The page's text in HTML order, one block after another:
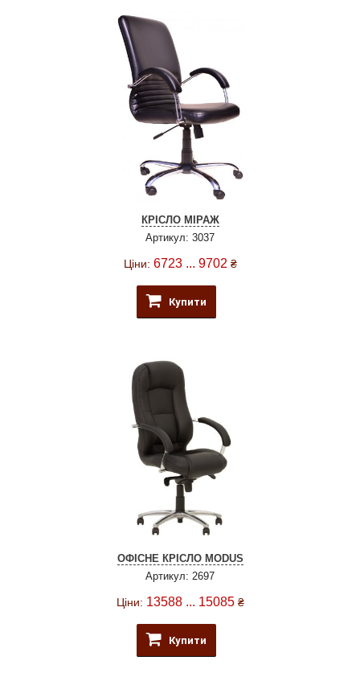
КРІСЛО МІРАЖ
Артикул: 3037
Ціни: 6723 ... 9702 ₴
Купити
ОФІСНЕ КРІСЛО MODUS
Артикул: 2697
Ціни: 13588 ... 15085 ₴
Купити